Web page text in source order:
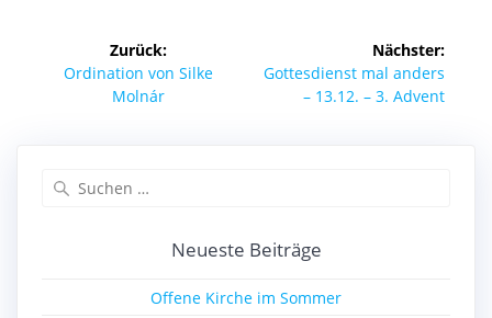
Beitragsnavigation
Zurück:
Vorheriger
Beitrag:
Ordination von Silke
Molnár
Nächster:
Nächster
Beitrag:
Gottesdienst mal anders
– 13.12. – 3. Advent
Neueste Beiträge
Offene Kirche im Sommer